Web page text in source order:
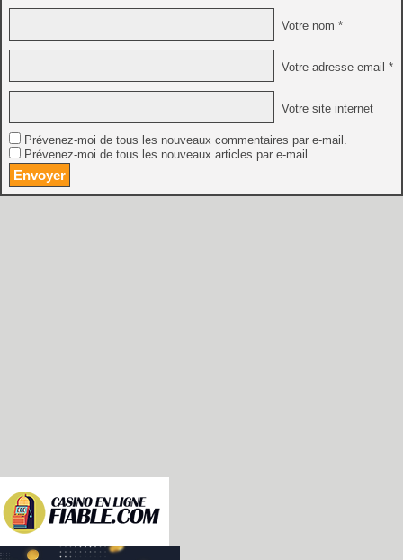
Votre nom *
Votre adresse email *
Votre site internet
Prévenez-moi de tous les nouveaux commentaires par e-mail.
Prévenez-moi de tous les nouveaux articles par e-mail.